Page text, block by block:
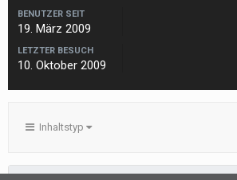
BENUTZER SEIT
19. März 2009
LETZTER BESUCH
10. Oktober 2009
Inhaltstyp